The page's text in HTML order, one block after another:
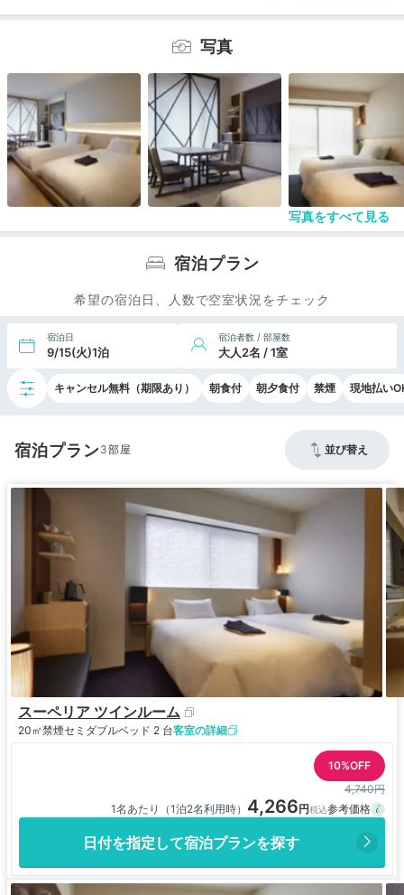
写真
写真をすべて見る
宿泊プラン
希望の宿泊日、人数で空室状況をチェック
宿泊日
9/15(火)1泊
宿泊者数 / 部屋数
大人2名 / 1室
キャンセル無料（期限あり） 朝食付 朝夕食付 禁煙 現地払い
宿泊プラン3 並び替え
スーペリア ツインルーム
20㎡禁煙セミダブルベッド 2 台客室の詳細
10%OFF
4,740円
1名あたり（1泊2名利用時） 4,266
日付を指定して宿泊プランを探す